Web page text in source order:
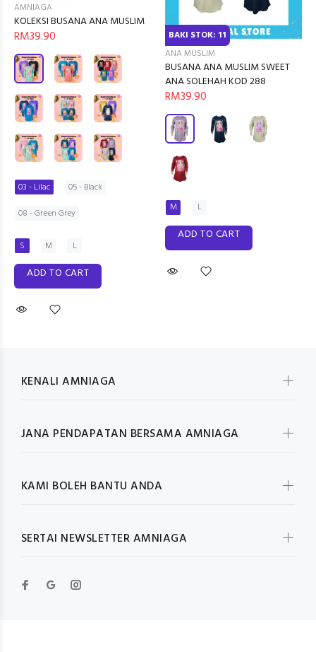
AMNIAGA
KOLEKSI BUSANA ANA MUSLIM
RM39.90
03 - Lilac
05 - Black
08 - Green Grey
S M L
ADD TO CART
BAKI STOK: 11
ANA MUSLIM
BUSANA ANA MUSLIM SWEET
ANA SOLEHAH KOD 288
RM39.90
M L
ADD TO CART
KENALI AMNIAGA
JANA PENDAPATAN BERSAMA AMNIAGA
KAMI BOLEH BANTU ANDA
SERTAI NEWSLETTER AMNIAGA